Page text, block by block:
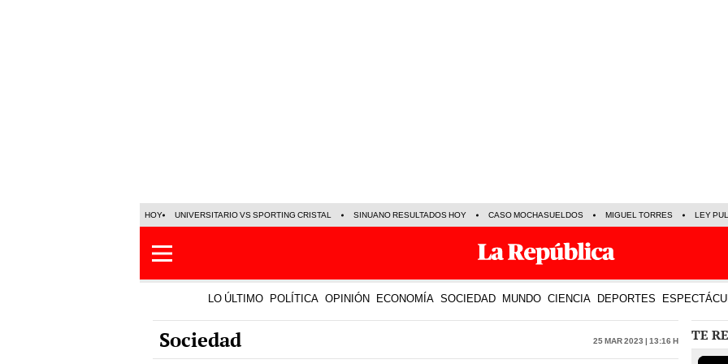
HOY UNIVERSITARIO VS SPORTING CRISTAL SINUANO RESULTADOS HOY CASO MOCHASUELDOS MIGUEL TORRES LEY
LO ÚLTIMO POLÍTICA OPINIÓN ECONOMÍA SOCIEDAD MUNDO CIENCIA DEPORTES
Sociedad 25 Mar 2023 | 13:16 h TE